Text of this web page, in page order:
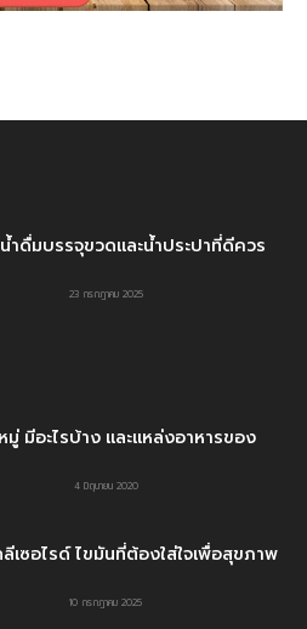
ำดื่มบรรจุขวดและน้ำประปาที่ดีควร
23 กรกฎาคม 2025
มู่ มีอะไรบ้าง และแหล่งอาหารของ
4 มิถุนายน 2020
เซอไรด์ ไขมันที่ต้องใส่ใจเพื่อสุขภาพ
10 กรกฎาคม 2025